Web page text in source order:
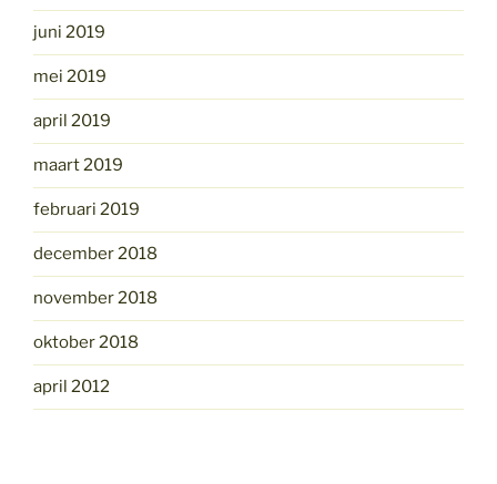
juni 2019
mei 2019
april 2019
maart 2019
februari 2019
december 2018
november 2018
oktober 2018
april 2012